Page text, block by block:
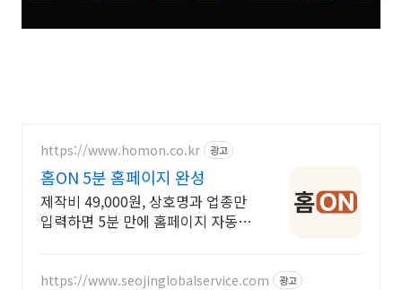
https://www.homon.co.kr 광고
홈ON 5분 홈페이지 완성
제작비 49,000원, 상호명과 업종만
입력하면 5분 만에 홈페이지 자동
https://www.seojinglobalservice.com 광고